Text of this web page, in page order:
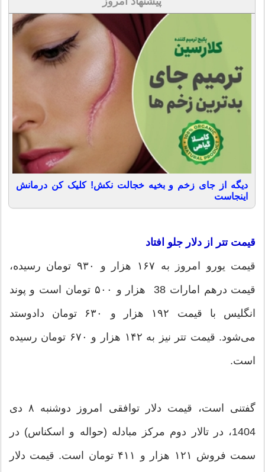
دیگه از جای زخم و بخیه خجالت نکش! کلیک کن درمانش
اینجاست
قیمت تتر از دلار جلو افتاد
قیمت یورو امروز به ۱۶۷ هزار و ۹۳۰ تومان رسیده،
قیمت درهم امارات 38 هزار و ۵۰۰ تومان است و پوند
انگلیس با قیمت ۱۹۲ هزار و ۶۳۰ تومان دادوستد
می‌شود. قیمت تتر نیز به ۱۴۲ هزار و ۶۷۰ تومان رسیده
است.
گفتنی است، قیمت دلار توافقی امروز دوشنبه ۸ دی
1404، در تالار دوم مرکز مبادله (حواله و اسکناس) در
سمت فروش ۱۲۱ هزار و ۴۱۱ تومان است. قیمت دلار